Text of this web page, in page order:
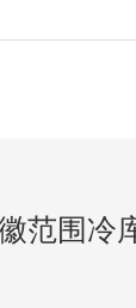
藏的大小应
范围冷